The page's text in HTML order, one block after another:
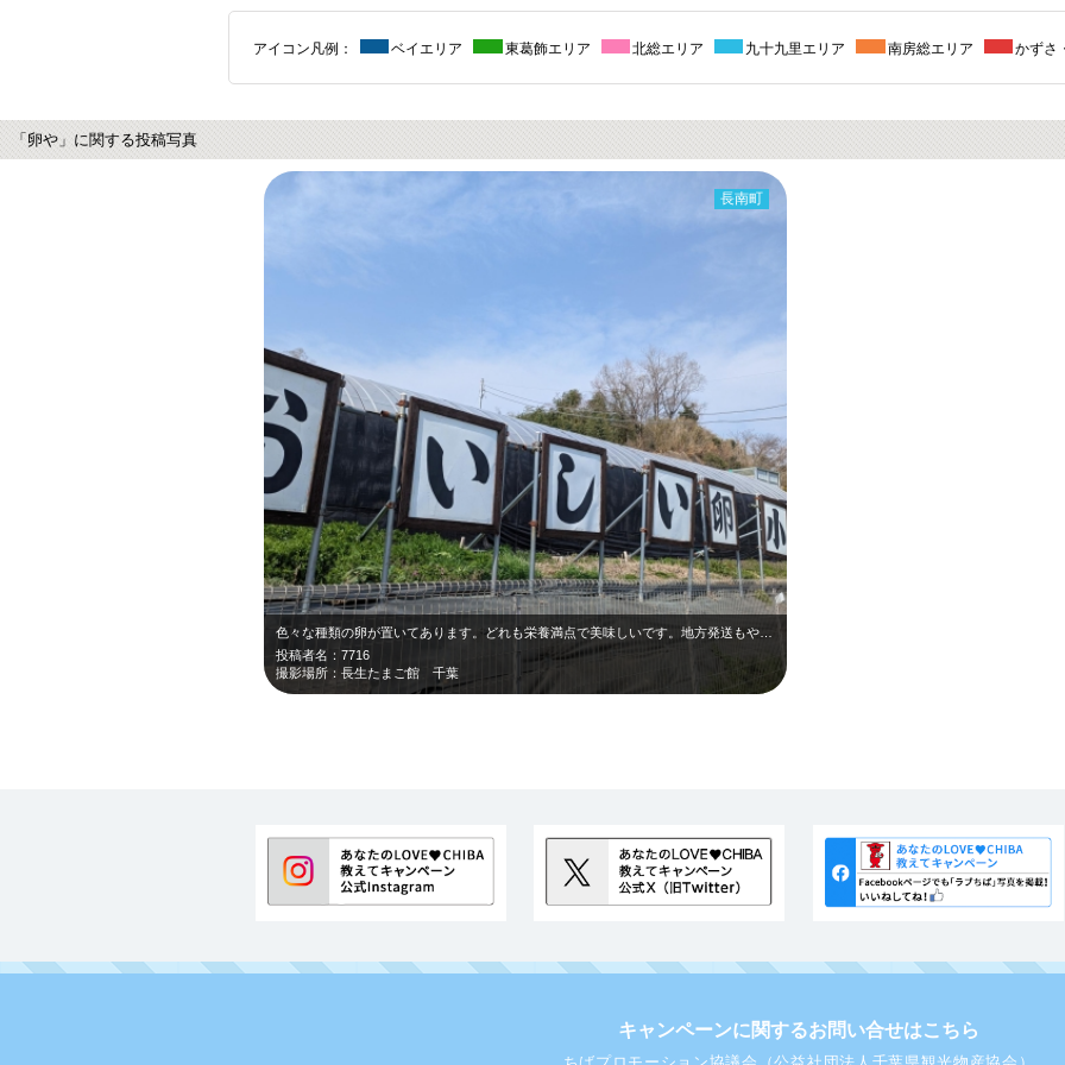
アイコン凡例： ベイエリア 東葛飾エリア 北総エリア 九十九里エリア 南房総エリア かずさ
「卵や」に関する投稿写真
投稿者名：7716
撮影場所：長生たまご館 千葉
長南町
キャンペーンに関するお問い合せはこちら